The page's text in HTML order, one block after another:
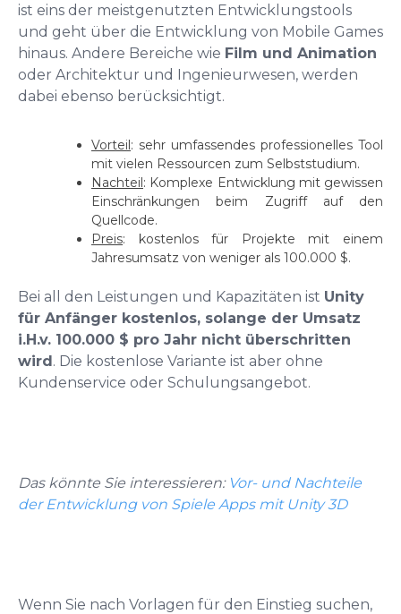
ist eins der meistgenutzten Entwicklungstools
und geht über die Entwicklung von Mobile Games
hinaus. Andere Bereiche wie Film und Animation
oder Architektur und Ingenieurwesen, werden
dabei ebenso berücksichtigt.
Vorteil: sehr umfassendes professionelles Tool
mit vielen Ressourcen zum Selbststudium.
Nachteil: Komplexe Entwicklung mit gewissen
Einschränkungen beim Zugriff auf den
Quellcode.
Preis: kostenlos für Projekte mit einem
Jahresumsatz von weniger als 100.000 $.
Bei all den Leistungen und Kapazitäten ist Unity
für Anfänger kostenlos, solange der Umsatz
i.H.v. 100.000 $ pro Jahr nicht überschritten
wird. Die kostenlose Variante ist aber ohne
Kundenservice oder Schulungsangebot.
Das könnte Sie interessieren: Vor- und Nachteile
der Entwicklung von Spiele Apps mit Unity 3D
Wenn Sie nach Vorlagen für den Einstieg suchen,